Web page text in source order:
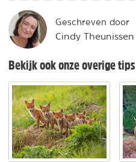
Geschreven door
Cindy Theunissen
Bekijk ook onze overige tips